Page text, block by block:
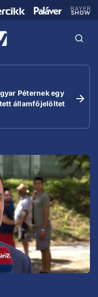
Péternek egy
államfőjelöltet